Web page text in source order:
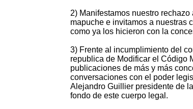
2) Manifestamos nuestro
mapuche e invitamos a nuestras
como ya los hicieron con la
3) Frente al incumplimiento del
republica de Modificar el Código
publicaciones de más y más
conversaciones con el poder
Alejandro Guillier presidente de
fondo de este cuerpo legal.